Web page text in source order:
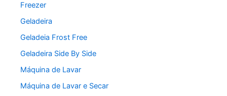
Freezer
Geladeira
Geladeia Frost Free
Geladeira Side By Side
Máquina de Lavar
Máquina de Lavar e Secar